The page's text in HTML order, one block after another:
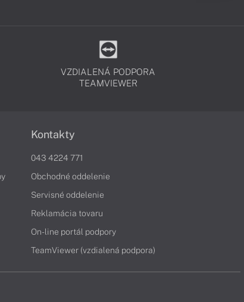
VZDIALENÁ PODPORA
TEAMVIEWER
Kontakty
043 4224 771
Obchodné oddelenie
Servisné oddelenie
Reklamácia tovaru
On-line portál podpory
TeamViewer (vzdialená podpora)